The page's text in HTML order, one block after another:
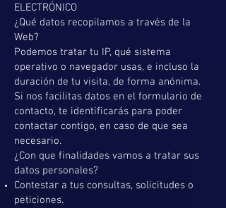
ELECTRÓNICO
¿Qué datos recopilamos a través de la
Web?
Podemos tratar tu IP, qué sistema
operativo o navegador usas, e incluso la
duración de tu visita, de forma anónima.
Si nos facilitas datos en el formulario de
contacto, te identificarás para poder
contactar contigo, en caso de que sea
necesario.
¿Con que finalidades vamos a tratar sus
datos personales?
Contestar a tus consultas, solicitudes o
peticiones.